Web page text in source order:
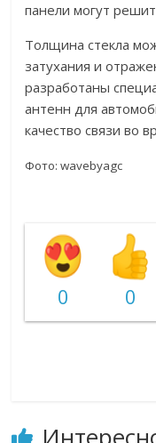
панели могут
Толщина стекла
затухания и
разработаны
антенн для
качество связи во
Фото: wavebyagc
0 0